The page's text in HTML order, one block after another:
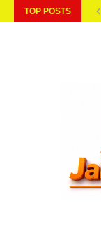
TOP POSTS